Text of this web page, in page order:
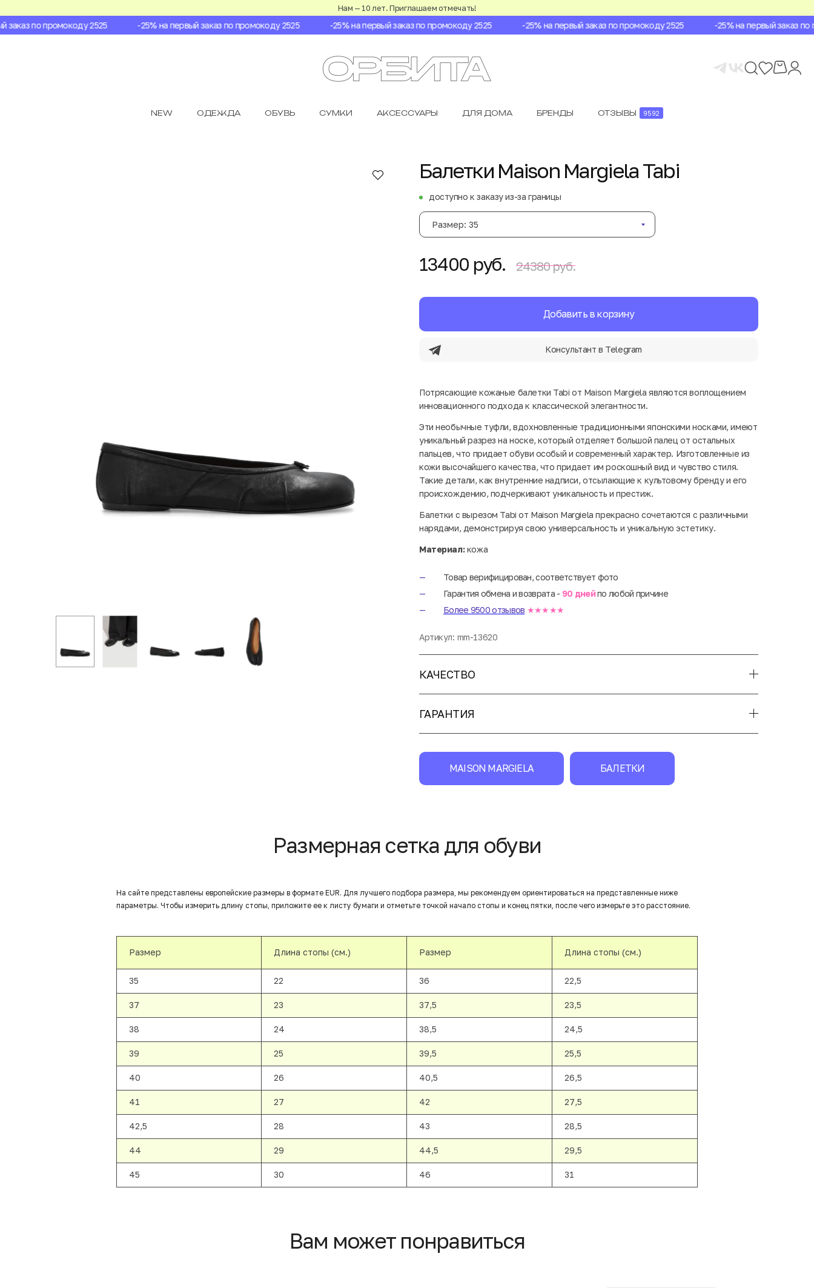
Нам — 10 лет. Приглашаем отмечать!
по промокоду 2525 -25% на первый заказ по промокоду 2525 -25% на первый заказ по промокоду 2525 -25% на первый заказ по промокоду 2525 -25% на первый заказ по
NEW ОДЕЖДА ОБУВЬ СУМКИ АКСЕССУАРЫ ДЛЯ ДОМА БРЕНДЫ ОТЗЫВЫ 9592
Балетки Maison Margiela Tabi
доступно к заказу из-за границы
Размер: 35
13400 руб. 24380 руб.
Добавить в корзину
Консультант в Telegram
Потрясающие кожаные балетки Tabi от Maison Margiela являются воплощением
инновационного подхода к классической элегантности.
Эти необычные туфли, вдохновленные традиционными японскими носками, имеют
уникальный разрез на носке, который отделяет большой палец от остальных
пальцев, что придает обуви особый и современный характер. Изготовленные из
кожи высочайшего качества, что придает им роскошный вид и чувство стиля.
Такие детали, как внутренние надписи, отсылающие к культовому бренду и его
происхождению, подчеркивают уникальность и престиж.
Балетки с вырезом Tabi от Maison Margiela прекрасно сочетаются с различными
нарядами, демонстрируя свою универсальность и уникальную эстетику.
Материал:кожа
Товар верифицирован, соответствует фото
Гарантия обмена и возврата - 90 днейпо любой причине
Более 9500 отзывов ★★★★★
Артикул: mm-13620
КАЧЕСТВО
ГАРАНТИЯ
MAISON MARGIELA БАЛЕТКИ
Размерная сетка для обуви
На сайте представлены европейские размеры в формате EUR. Для лучшего подбора размера, мы рекомендуем ориентироваться на представленные ниже
параметры. Чтобы измерить длину стопы, приложите ее к листу бумаги и отметьте точкой начало стопы и конец пятки, после чего измерьте это расстояние.
Размер Длина стопы (см.) Размер Длина стопы (см.)
35 22 36 22,5
37 23 37,5 23,5
38 24 38,5 24,5
39 25 39,5 25,5
40 26 40,5 26,5
41 27 42 27,5
42,5 28 43 28,5
44 29 44,5 29,5
45 30 46 31
Вам может понравиться